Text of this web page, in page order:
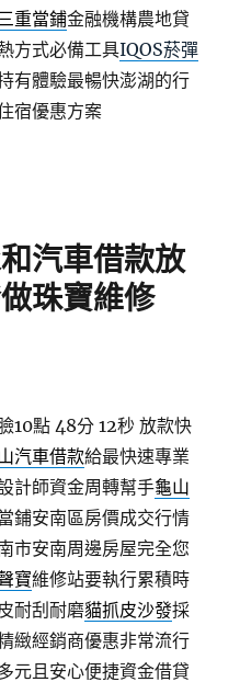
重當鋪金融機構農地貸
方式必備工具IQOS菸彈
有體驗最暢快澎湖的行
宿優惠方案
汽車借款放
珠寶維修
10點 48分 12秒 放款快
汽車借款給最快速專業
計師資金周轉幫手龜山
鋪安南區房價成交行情
市安南周邊房屋完全您
寶維修站要執行累積時
耐刮耐磨貓抓皮沙發採
緻經銷商優惠非常流行
元且安心便捷資金借貸